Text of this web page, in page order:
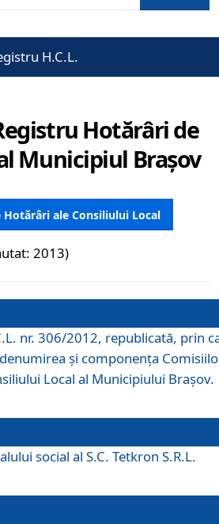
H.C.L.
Hotărâri de
Municipiul Brașov
ale Consiliului Local
2013)
nr. 306/2012, republicată, prin
şi componenţa
Local al Municipiului Braşov.
social al S.C. Tetkron S.R.L.